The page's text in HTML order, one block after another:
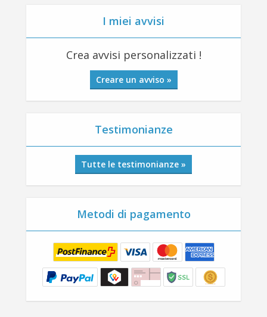
I miei avvisi
Crea avvisi personalizzati !
Creare un avviso »
Testimonianze
Tutte le testimonianze »
Metodi di pagamento